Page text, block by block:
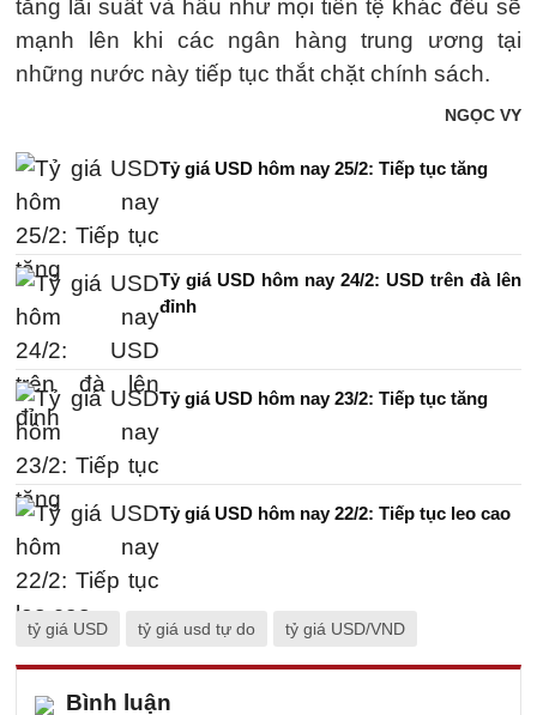
tăng lãi suất và hầu như mọi tiền tệ khác đều sẽ
mạnh lên khi các ngân hàng trung ương tại
những nước này tiếp tục thắt chặt chính sách.
NGỌC VY
Tỷ giá USD hôm nay 25/2: Tiếp tục tăng
Tỷ giá USD hôm nay 24/2: USD trên đà lên
đỉnh
Tỷ giá USD hôm nay 23/2: Tiếp tục tăng
Tỷ giá USD hôm nay 22/2: Tiếp tục leo cao
tỷ giá USD tỷ giá usd tự do tỷ giá USD/VND
Bình luận